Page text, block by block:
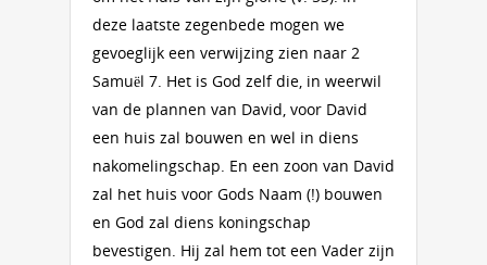
deze laatste zegenbede mogen we
gevoeglijk een verwijzing zien naar 2
Samuël 7. Het is God zelf die, in weerwil
van de plannen van David, voor David
een huis zal bouwen en wel in diens
nakomelingschap. En een zoon van David
zal het huis voor Gods Naam (!) bouwen
en God zal diens koningschap
bevestigen. Hij zal hem tot een Vader zijn